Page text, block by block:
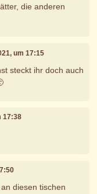
die anderen
um 17:15
steckt ihr doch auch
17:38
diesen tischen